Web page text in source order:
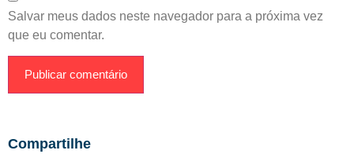
Compartilhe
Salvar meus dados neste navegador para a próxima vez
que eu comentar.